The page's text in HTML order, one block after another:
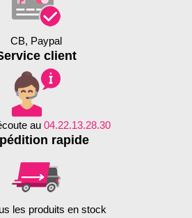
CB, Paypal
client
au 04.22.13.28.30
rapide
les produits en stock